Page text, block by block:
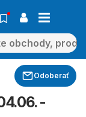
Odoberať
-